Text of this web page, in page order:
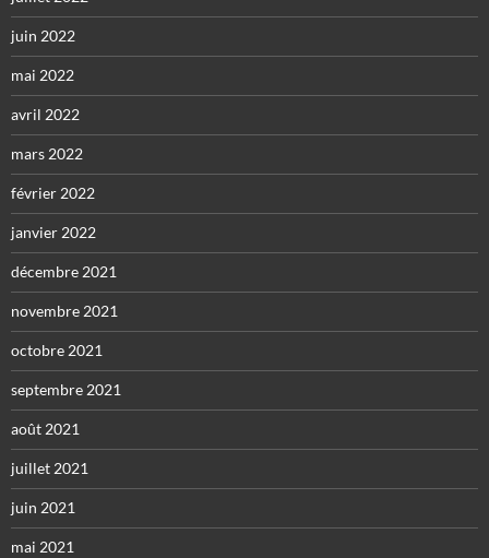
juin 2022
mai 2022
avril 2022
mars 2022
février 2022
janvier 2022
décembre 2021
novembre 2021
octobre 2021
septembre 2021
août 2021
juillet 2021
juin 2021
mai 2021